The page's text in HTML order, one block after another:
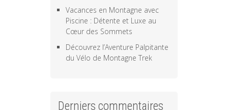
Vacances en Montagne avec
Piscine : Détente et Luxe au
Cœur des Sommets
Découvrez l’Aventure Palpitante
du Vélo de Montagne Trek
Derniers commentaires